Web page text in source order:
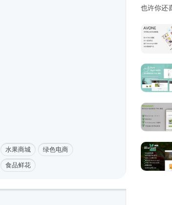
水果商城 绿色电商
食品鲜花
也许你还